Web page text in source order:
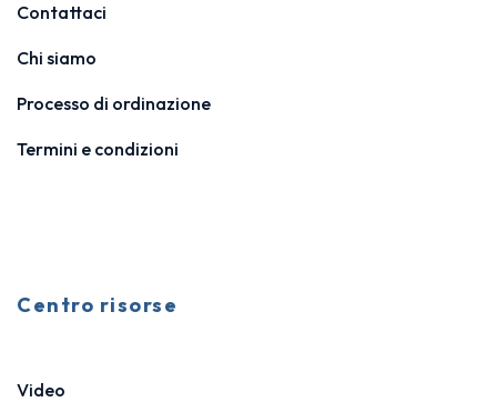
Contattaci
Chi siamo
Processo di ordinazione
Termini e condizioni
Centro risorse
Video